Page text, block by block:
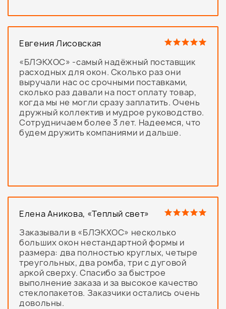
Евгения Лисовская
«БЛЭКХОС» -самый надёжный поставщик
расходных для окон. Сколько раз они
выручали нас ос срочными поставками,
сколько раз давали на пост оплату товар,
когда мы не могли сразу заплатить. Очень
дружный коллектив и мудрое руководство.
Сотрудничаем более 3 лет. Надеемся, что
будем дружить компаниями и дальше.
Елена Аникова, «Теплый свет»
Заказывали в «БЛЭКХОС» несколько
больших окон нестандартной формы и
размера: два полностью круглых, четыре
треугольных, два ромба, три с дуговой
аркой сверху. Спасибо за быстрое
выполнение заказа и за высокое качество
стеклопакетов. Заказчики остались очень
довольны.